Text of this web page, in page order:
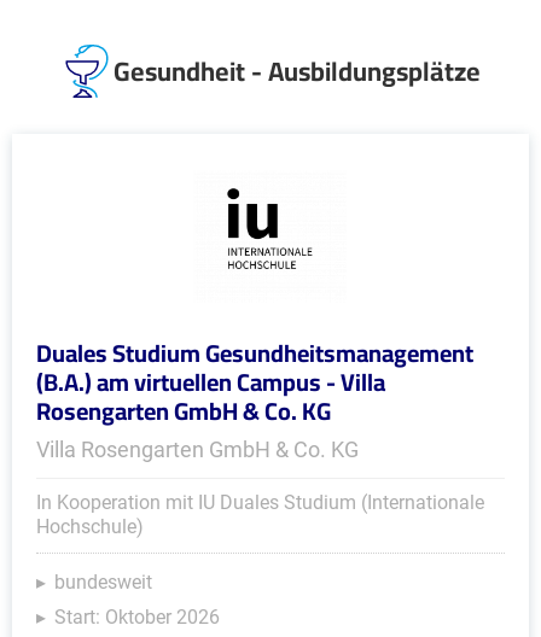
Gesundheit - Ausbildungsplätze
Duales Studium Gesundheitsmanagement
(B.A.) am virtuellen Campus - Villa
Rosengarten GmbH & Co. KG
Villa Rosengarten GmbH & Co. KG
In Kooperation mit IU Duales Studium (Internationale
Hochschule)
bundesweit
Start: Oktober 2026